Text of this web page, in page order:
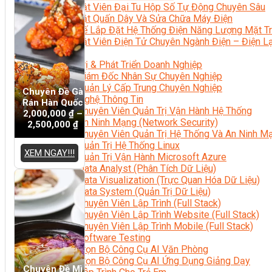
Kỹ Thuật Viên Đại Tu Hộp Số Tự Động Chuyên Sâu
Kỹ Thuật Quấn Dây Và Sửa Chữa Máy Điện
Thiết Kế Lắp Đặt Hệ Thống Điện Năng Lượng Mặt
Kỹ Thuật Viên Điện Tử Chuyên Ngành Điện – Điện
Ngành Khác
Quản Trị & Phát Triển Doanh Nghiệp
Giám Đốc Nhân Sự Chuyên Nghiệp
Quản Lý Cấp Trung Chuyên Nghiệp
Công Nghệ Thông Tin
Chuyên Viên Quản Trị Vận Hành Hệ Thống
An Ninh Mạng (Network Security)
Chuyên Viên Quản Trị Hệ Thống Và An Ninh
Quản Trị Hệ Thống Linux
Quản Trị Vận Hành Microsoft Azure
Data Analyst (Phân Tích Dữ Liệu)
Data Visualization (Trực Quan Hóa Dữ Liệu)
Data System (Quản Trị Dữ Liệu)
Chuyên Viên Lập Trình (Full Stack)
Chuyên Viên Lập Trình Website (Full Stack)
Chuyên Viên Lập Trình Mobile (Full Stack)
Software Testing
Trọn Bộ Công Cụ AI Văn Phòng
Trọn Bộ Công Cụ AI Ứng Dụng Giảng Dạy
Chuyên Đề Gà
Rán Hàn Quốc
2,000,000 ₫–
2,500,000 ₫
XEM NGAY!!!
Chuyên Đề Mì